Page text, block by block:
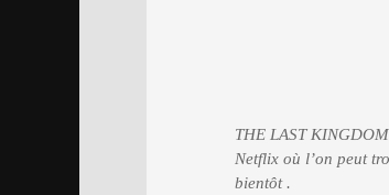
THE LAST
Netflix où l’on peut
bientôt .